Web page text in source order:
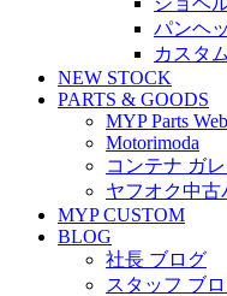
パンヘ
カスタ
NEW STOCK
PARTS & GOODS
MYP Parts
Motorimoda
コンテナ ガ
ヤフオク中古
MYP CUSTOM
BLOG
社長 ブログ
スタッフ ブ